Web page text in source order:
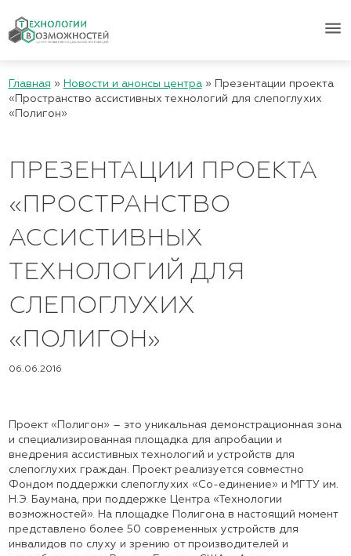
menu
Главная » Новости и анонсы центра»
Презентации проекта
«Пространство ассистивных технологий для слепоглухих
«Полигон»
ПРЕЗЕНТАЦИИ ПРОЕКТА
«ПРОСТРАНСТВО
АССИСТИВНЫХ
ТЕХНОЛОГИЙ ДЛЯ
СЛЕПОГЛУХИХ
«ПОЛИГОН»
06.06.2016
Проект «Полигон» – это уникальная демонстрационная зона
и специализированная площадка для апробации и
внедрения ассистивных технологий и устройств для
слепоглухих граждан. Проект реализуется совместно
Фондом поддержки слепоглухих «Со-единение» и МГТУ им.
Н.Э. Баумана, при поддержке Центра «Технологии
возможностей». На площадке Полигона в настоящий момент
представлено более 50 современных устройств для
инвалидов по слуху и зрению от производителей и